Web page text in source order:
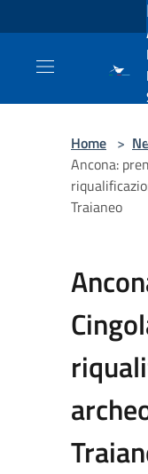
Salta al contenuto
Home >
Ancona:
Traianeo